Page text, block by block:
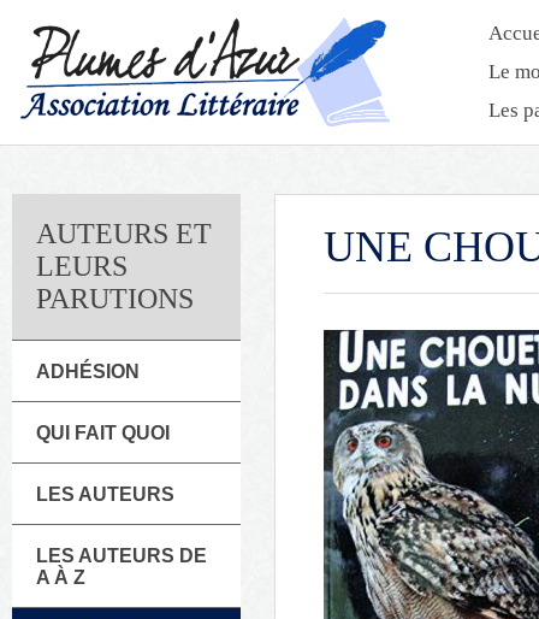
Le
Les
AUTEURS ET
LEURS
PARUTIONS
ADHÉSION
QUI FAIT QUOI
LES AUTEURS
LES AUTEURS DE
A À Z
UNE